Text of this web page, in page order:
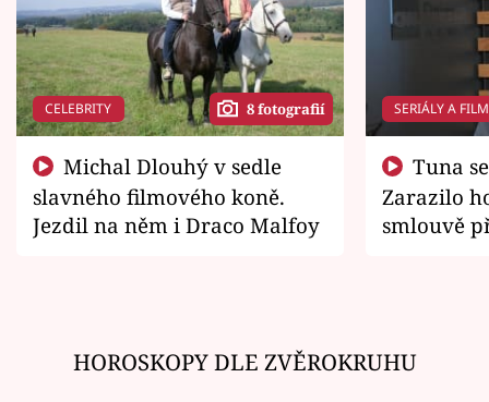
CELEBRITY 8 fotografií
slavného filmového koně.
Jezdil na něm i Draco Malfoy
SERIÁLY A
Zarazilo
smlouvě
HOROSKOPY DLE ZVĚROKRUHU